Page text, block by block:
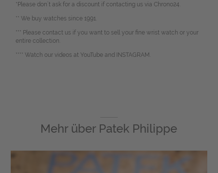
*Please don`t ask for a discount if contacting us via Chrono24.
** We buy watches since 1991.
*** Please contact us if you want to sell your fine wrist watch or your
entire collection.
**** Watch our videos at YouTube and INSTAGRAM.
Mehr über Patek Philippe